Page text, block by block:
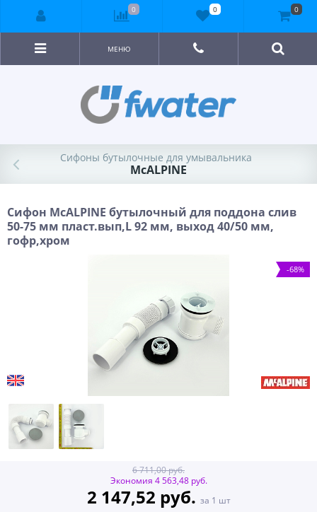
МЕНЮ
Сифоны бутылочные для умывальника
McALPINE
Сифон McALPINE бутылочный для поддона слив
50-75 мм пласт.вып,L 92 мм, выход 40/50 мм,
гофр,хром
-68%
6 711,00 руб.
Экономия 4 563,48 руб.
2 147,52 руб. за 1 шт
0 0 0